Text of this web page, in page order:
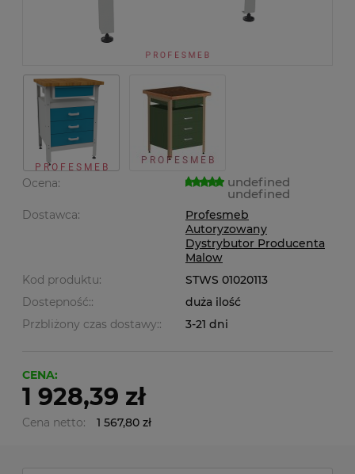
Ocena: undefined
undefined
Dostawca:
Profesmeb
Autoryzowany
Dystrybutor Producenta
Malow
Kod produktu:
STWS 01020113
Dostepność::
duża ilość
Przbliżony czas dostawy::
3-21 dni
CENA:
1 928,39 zł
Cena netto: 1 567,80 zł